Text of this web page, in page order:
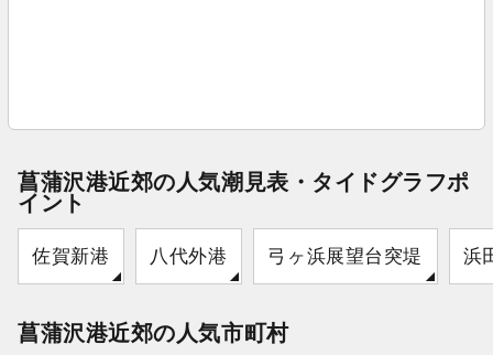
菖蒲沢港近郊の人気潮見表・タイドグラフポ
イント
佐賀新港 八代外港 弓ヶ浜展望台突堤 浜
菖蒲沢港近郊の人気市町村